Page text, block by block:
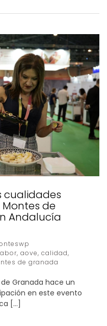
cualidades
Montes de
Andalucía
, aove, calidad,
de granada
Granada hace un
en este evento
[…]